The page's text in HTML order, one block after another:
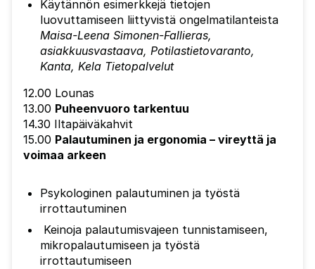
Käytännön esimerkkejä tietojen
luovuttamiseen liittyvistä ongelmatilanteista
Maisa-Leena Simonen-Fallieras,
asiakkuusvastaava, Potilastietovaranto,
Kanta, Kela Tietopalvelut
12.00 Lounas
13.00 Puheenvuoro tarkentuu
14.30 Iltapäiväkahvit
15.00 Palautuminen ja ergonomia – vireyttä ja
voimaa arkeen
Psykologinen palautuminen ja työstä
irrottautuminen
Keinoja palautumisvajeen tunnistamiseen,
mikropalautumiseen ja työstä
irrottautumiseen